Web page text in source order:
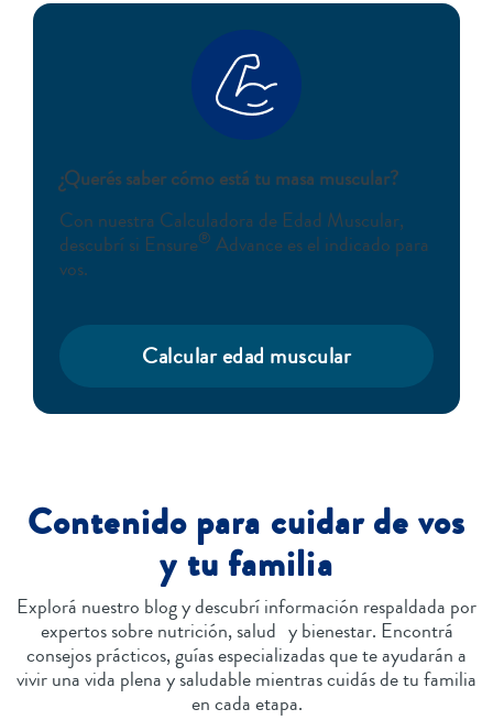
¿Querés saber cómo está tu masa muscular?
Con nuestra Calculadora de Edad Muscular,
descubrí si Ensure® Advance es el indicado para
vos.
Calcular edad muscular
Contenido para cuidar de vos
y tu familia
Explorá nuestro blog y descubrí información respaldada por
expertos sobre nutrición, salud y bienestar. Encontrá
consejos prácticos, guías especializadas que te ayudarán a
vivir una vida plena y saludable mientras cuidás de tu familia
en cada etapa.